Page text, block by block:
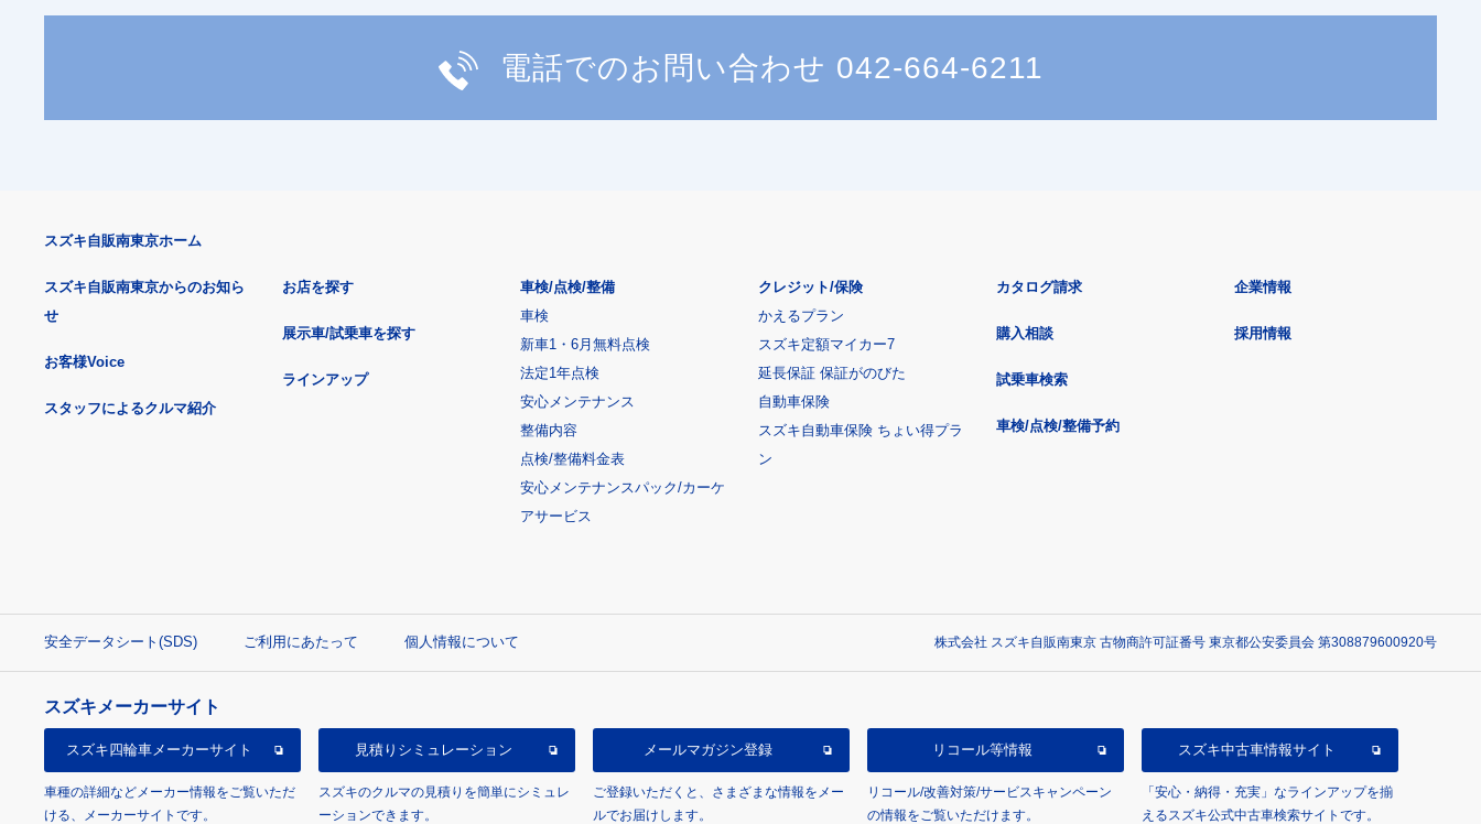
電話でのお問い合わせ 042-664-6211
スズキ自販南東京ホーム
スズキ自販南東京からのお知ら
せ
お客様Voice
スタッフによるクルマ紹介
お店を探す
展示車/試乗車を探す
ラインアップ
車検/点検/整備
車検
新車1・6月無料点検
法定1年点検
安心メンテナンス
整備内容
点検/整備料金表
安心メンテナンスパック/カーケ
アサービス
クレジット/保険
かえるプラン
スズキ定額マイカー7
延長保証 保証がのびた
自動車保険
スズキ自動車保険 ちょい得プラ
ン
カタログ請求
購入相談
試乗車検索
車検/点検/整備予約
企業情報
採用情報
安全データシート(SDS) ご利用にあたって 個人情報について 株式会社 スズキ自販南東京 古物商許可証番号 東京都公安委員会 第308879600920号
スズキメーカーサイト
スズキ四輪車メーカーサイト
車種の詳細などメーカー情報をご覧いただ
ける、メーカーサイトです。
見積り シミュレーション
スズキのクルマの見積りを簡単にシミュレ
ーションできます。
メールマガジン登録
ご登録いただくと、さまざまな情報をメー
ルでお届けします。
リコール等情報
リコール/改善対策/サービスキャンペーン
の情報をご覧いただけます。
スズキ中古車情報サイト
「安心・納得・充実」なラインアップを揃
えるスズキ公式中古車検索サイトです。